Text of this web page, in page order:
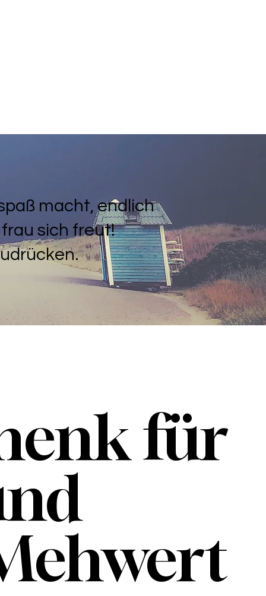
macht, endlich
sich freut!
für